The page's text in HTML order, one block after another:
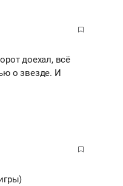
доехал, всё
о звезде. И